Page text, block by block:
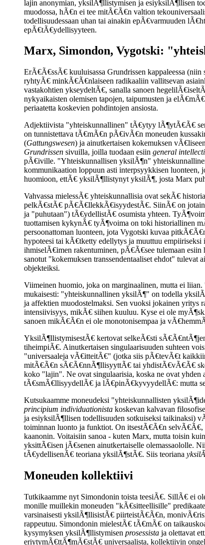
lajin anonymian, yksilÃ¶llistymisen ja esiyksilÃ¶llisen
muodossa, hÃ€n ei tee mitÃ€Ã€n valtion
todellisuudessaan uhan tai ainakin epÃ€varmuuden
epÃ€tÃ€ydellisyyteen.
Marx, Simondon, Vygotski:
ErÃ€Ã€ssÃ€ kuuluisassa Grundrissen kappaleessa
ryhtyÃ€ minkÃ€Ã€nlaiseen radikaaliin vallitsevan
vastakohtien ykseydeltÃ€, sanalla sanoen
nykyaikaisten olemisen tapojen, taipumusten ja
periaatetta koskevien pohdintojen ansiosta.
Adjektiivista "yhteiskunnallinen" tÃ€ytyy lÃ¶ytÃ€Ã€
on tunnistettava tÃ€mÃ€n pÃ€ivÃ€n moneuden
(Gattungswesen) ja ainutkertaisen kokemuksen
Grundrissen sivuilla, joilla tuodaan esiin general
pÃ€iville. "Yhteiskunnallisen yksilÃ¶n"
kommunikaation loppuun asti interpsyykkisen
huomioon, ettÃ€ yksilÃ¶llistynyt yksilÃ¶, josta Marx
Vahvassa mielessÃ€ yhteiskunnallisia ovat sekÃ€
pelkÃ€stÃ€ pÃ€Ã€llekkÃ€isyydestÃ€. SiinÃ€ on
ja "puhutaan") tÃ€ydellistÃ€ osumista yhteen.
tuottamisen kykynÃ€ tyÃ¶voima on toki historiallinen
persoonattoman luonteen, jota Vygotski kuvaa
hypoteesi tai kÃ€tketty edellytys ja muuttuu
ihmiselÃ€imen rakentuminen, pÃ€Ã€see tulemaan
sanotut "kokemuksen transsendentaaliset ehdot"
objekteiksi.
Viimeinen huomio, joka on marginaalinen, mutta ei
mukaisesti: "yhteiskunnallinen yksilÃ¶" on todella
ja affektien muodostelmaksi. Sen vuoksi jokainen yritys
intensiivisyys, mikÃ€ siihen kuuluu. Kyse ei ole
sanoen mikÃ€Ã€n ei ole monotonisempaa ja
YksilÃ¶llistymisestÃ€ kertovat selkeÃ€sti
tiheimpiÃ€. Ainutkertaisen singulaarisuuden suhteen
"universaaleja vÃ€itteitÃ€" (jotka siis pÃ€tevÃ€t
mitÃ€Ã€n sÃ€Ã€nnÃ¶llisyyttÃ€ tai yhdistÃ€vÃ€Ã€
koko "lajin". Ne ovat singulaarisia, koska ne ovat
tÃ€smÃ€llisyydellÃ€ ja lÃ€pinÃ€kyvyydellÃ€: mutta
Kutsukaamme moneudeksi "yhteiskunnallisten
principium individuationista koskevan kalvavan
ja esiyksilÃ¶llisen todellisuuden sotkuiseksi taikinaksi)
toiminnan luonto ja funktiot. On itsestÃ€Ã€n selvÃ€Ã€,
kaanonin. Voitaisiin sanoa - kuten Marx, mutta toisin
yksittÃ€isen jÃ€senen ainutkertaiselle olemassaololle.
tÃ€ydellisenÃ€ teoriana yksilÃ¶stÃ€. Siis teoriana
Moneuden kollektiivi
Tutkikaamme nyt Simondonin toista teesiÃ€. SillÃ€ ei
monille muillekin moneuden "kÃ€sitteellisille"
varsinaisesti yksilÃ¶llisistÃ€ piirteistÃ€Ã€n,
rappeutuu. Simondonin mielestÃ€ tÃ€mÃ€ on
kysymyksen yksilÃ¶llistymisen prosessista ja olettavat
eriytymÃ€ttÃ¶mÃ€stÃ€ universaalista, kollektiivin